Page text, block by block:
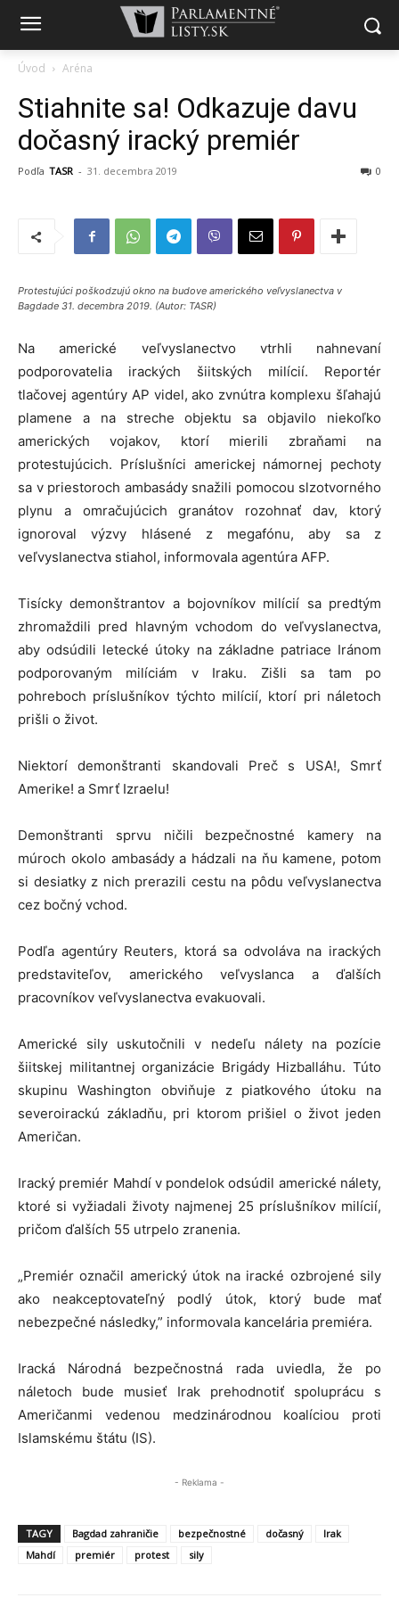
Úvod Aréna
Stiahnite sa! Odkazuje davu
dočasný iracký premiér
Podľa TASR - 31. decembra 2019 0
Protestujúci poškodzujú okno na budove amerického veľvyslanectva v
Bagdade 31. decembra 2019. (Autor: TASR)
Na americké veľvyslanectvo vtrhli nahnevaní
podporovatelia irackých šiitských milícií. Reportér
tlačovej agentúry AP videl, ako zvnútra komplexu šľahajú
plamene a na streche objektu sa objavilo niekoľko
amerických vojakov, ktorí mierili zbraňami na
protestujúcich. Príslušníci americkej námornej pechoty
sa v priestoroch ambasády snažili pomocou slzotvorného
plynu a omračujúcich granátov rozohnať dav, ktorý
ignoroval výzvy hlásené z megafónu, aby sa z
veľvyslanectva stiahol, informovala agentúra AFP.
Tisícky demonštrantov a bojovníkov milícií sa predtým
zhromaždili pred hlavným vchodom do veľvyslanectva,
aby odsúdili letecké útoky na základne patriace Iránom
podporovaným milíciám v Iraku. Zišli sa tam po
pohreboch príslušníkov týchto milícií, ktorí pri náletoch
prišli o život.
Niektorí demonštranti skandovali Preč s USA!, Smrť
Amerike! a Smrť Izraelu!
Demonštranti sprvu ničili bezpečnostné kamery na
múroch okolo ambasády a hádzali na ňu kamene, potom
si desiatky z nich prerazili cestu na pôdu veľvyslanectva
cez bočný vchod.
Podľa agentúry Reuters, ktorá sa odvoláva na irackých
predstaviteľov, amerického veľvyslanca a ďalších
pracovníkov veľvyslanectva evakuovali.
Americké sily uskutočnili v nedeľu nálety na pozície
šiitskej militantnej organizácie Brigády Hizballáhu. Túto
skupinu Washington obviňuje z piatkového útoku na
severoirackú základňu, pri ktorom prišiel o život jeden
Američan.
Iracký premiér Mahdí v pondelok odsúdil americké nálety,
ktoré si vyžiadali životy najmenej 25 príslušníkov milícií,
pričom ďalších 55 utrpelo zranenia.
„Premiér označil americký útok na iracké ozbrojené sily
ako neakceptovateľný podlý útok, ktorý bude mať
nebezpečné následky,” informovala kancelária premiéra.
Iracká Národná bezpečnostná rada uviedla, že po
náletoch bude musieť Irak prehodnotiť spoluprácu s
Američanmi vedenou medzinárodnou koalíciou proti
Islamskému štátu (IS).
- Reklama -
TAGY Bagdad zahraničie bezpečnostné dočasný
Irak
Mahdí
premiér protest sily